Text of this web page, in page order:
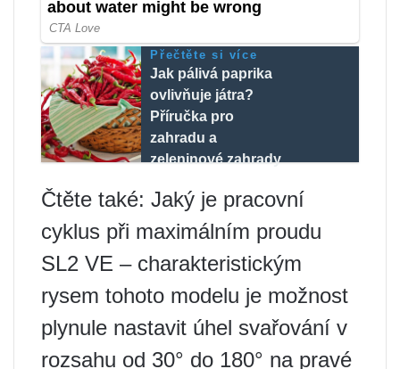
Přečtěte si více
Jak pálivá paprika
ovlivňuje játra?
Příručka pro
zahradu a
zeleninové zahrady
Čtěte také: Jaký je pracovní
cyklus při maximálním proudu
SL2 VE – charakteristickým
rysem tohoto modelu je možnost
plynule nastavit úhel svařování v
rozsahu od 30° do 180° na pravé